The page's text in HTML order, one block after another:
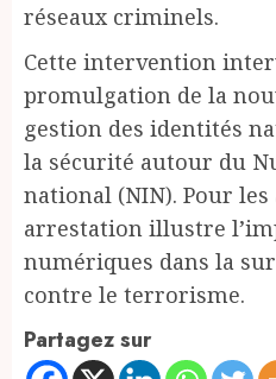
réseaux criminels.
Cette intervention
promulgation de la
gestion des identités
la sécurité autour du
national (NIN). Pour
arrestation illustre
numériques dans la
contre le terrorisme.
Partagez sur